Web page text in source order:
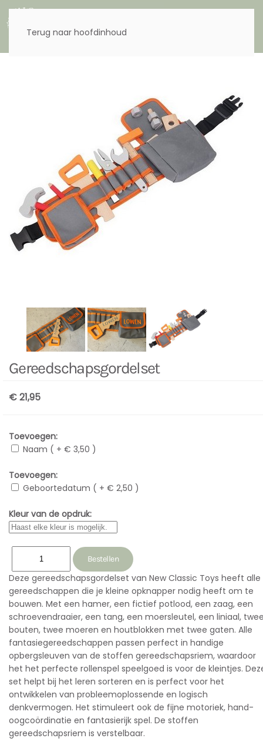
Terug naar hoofdinhoud
Gereedschapsgordelset
€ 21,95
Toevoegen:
Naam ( + € 3,50 )
Toevoegen:
Geboortedatum ( + € 2,50 )
Kleur van de opdruk:
Deze gereedschapsgordelset van New Classic Toys heeft alle
gereedschappen die je kleine opknapper nodig heeft om te
bouwen. Met een hamer, een fictief potlood, een zaag, een
schroevendraaier, een tang, een moersleutel, een liniaal,
bouten, twee moeren en houtblokken met twee gaten. Alle
fantasiegereedschappen passen perfect in handige
opbergsleuven van de stoffen gereedschapsriem, waardoor
het het perfecte rollenspel speelgoed is voor de kleintjes.
set helpt bij het leren sorteren en is perfect voor het
ontwikkelen van probleemoplossende en logisch
denkvermogen. Het stimuleert ook de fijne motoriek, hand-
oogcoördinatie en fantasierijk spel. De stoffen
gereedschapsriem is verstelbaar.